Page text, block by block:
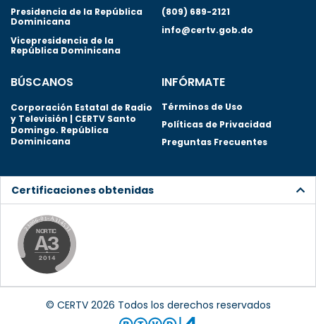
Presidencia de la República
Dominicana
Vicepresidencia de la
República Dominicana
(809) 689-2121
info@certv.gob.do
BÚSCANOS
Corporación Estatal de Radio
y Televisión | CERTV Santo
Domingo. República
Dominicana
INFÓRMATE
Términos de Uso
Políticas de Privacidad
Preguntas Frecuentes
Certificaciones obtenidas
© CERTV 2026 Todos los derechos reservados